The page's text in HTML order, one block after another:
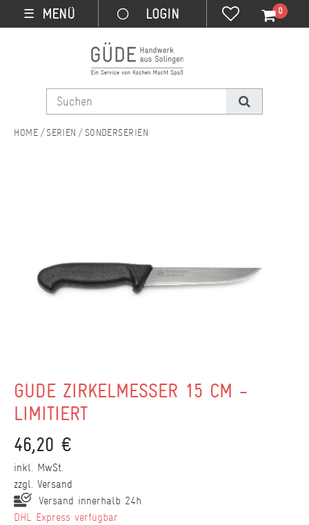
☰ MENÜ 0
SERIEN SONDERSERIEN
GÜDE ZIRKELMESSER 15 CM -
LIMITIERT
46,20 €
inkl. MwSt.
zzgl. Versand
Versand innerhalb 24h
DHL Express verfügbar